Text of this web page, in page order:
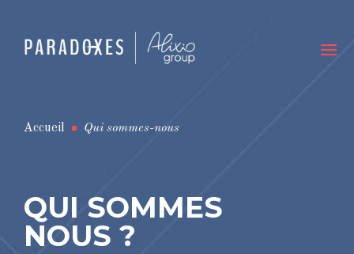
Accueil ^ Qui sommes-nous
QUI SOMMES
NOUS ?